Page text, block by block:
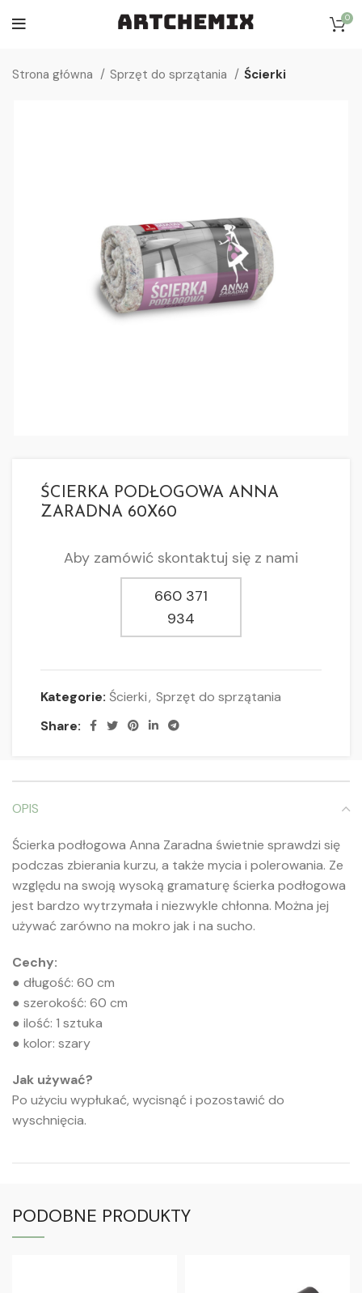
0
Strona główna Sprzęt do sprzątania Ścierki
ŚCIERKA PODŁOGOWA ANNA
ZARADNA 60X60
Aby zamówić skontaktuj się z nami
660 371
934
Kategorie: Ścierki, Sprzęt do sprzątania
Share:
OPIS
Ścierka podłogowa Anna Zaradna świetnie sprawdzi się
podczas zbierania kurzu, a także mycia i polerowania. Ze
względu na swoją wysoką gramaturę ścierka podłogowa
jest bardzo wytrzymała i niezwykle chłonna. Można jej
używać zarówno na mokro jak i na sucho.
Cechy:
● długość: 60 cm
● szerokość: 60 cm
● ilość: 1 sztuka
● kolor: szary
Jak używać?
Po użyciu wypłukać, wycisnąć i pozostawić do
wyschnięcia.
PODOBNE PRODUKTY